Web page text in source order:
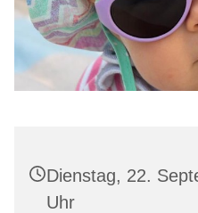
Dienstag, 22.
Uhr